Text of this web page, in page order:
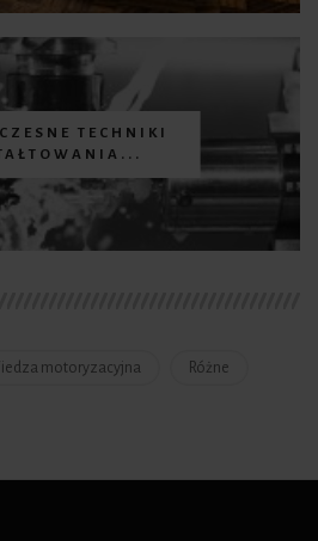
TECHNIKI
motoryzacyjna Różne